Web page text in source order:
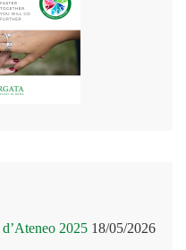
2025 18/05/2026